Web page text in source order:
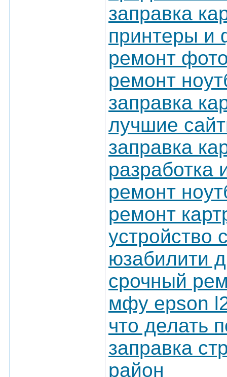
заправка
принтеры и
ремонт
ремонт
заправка
лучшие
заправка
разработка
ремонт
ремонт
устройство
юзабилити
срочный
мфу epson
что делать
заправка
район